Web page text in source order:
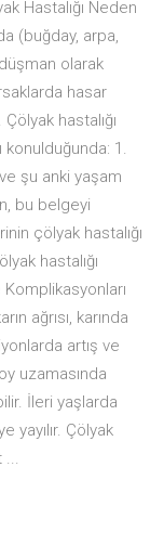
Hastalığı Neden
(buğday, arpa,
olarak
hasar
hastalığı
konulduğunda: 1.
şu anki yaşam
bu belgeyi
çölyak hastalığı
hastalığı
Komplikasyonları
ağrısı, karında
artış ve
uzamasında
İleri yaşlarda
yayılır. Çölyak
...